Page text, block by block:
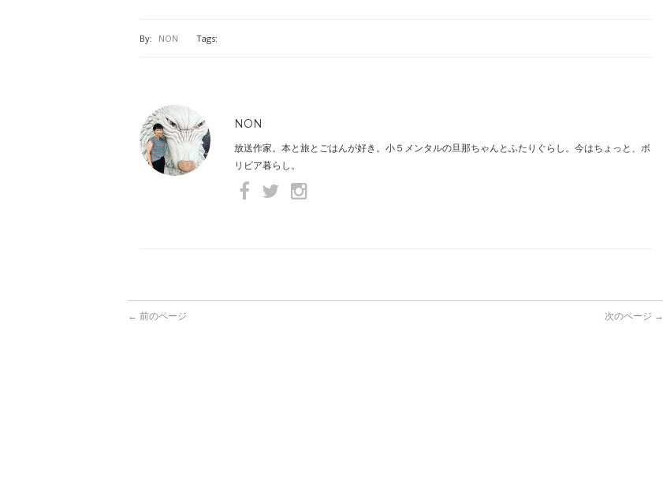
By: NON Tags:
NON
放送作家。本と旅とごはんが好き。小５メンタルの旦那ちゃんとふたりぐらし。今はちょっと、ボ
リビア暮らし。
← 前のページ 次のページ →